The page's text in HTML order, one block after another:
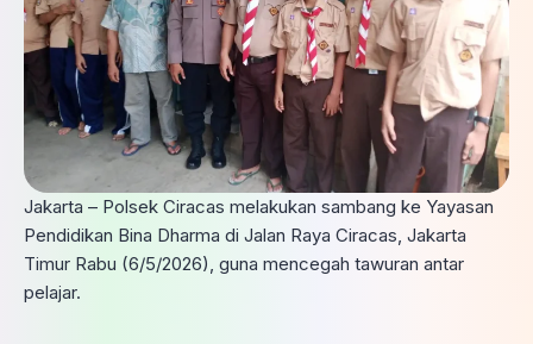
Jakarta – Polsek Ciracas melakukan sambang ke Yayasan
Pendidikan Bina Dharma di Jalan Raya Ciracas, Jakarta
Timur Rabu (6/5/2026), guna mencegah tawuran antar
pelajar.